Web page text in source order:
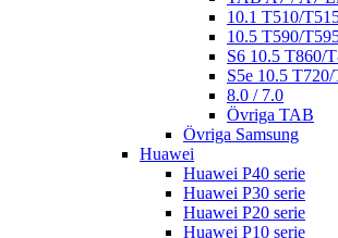
10.1 T510/
10.5 T590/
S6 10.5 T860/
S5e 10.5
8.0 / 7.0
Övriga TAB
Övriga Samsung
Huawei
Huawei P40 serie
Huawei P30 serie
Huawei P20 serie
Huawei P10 serie